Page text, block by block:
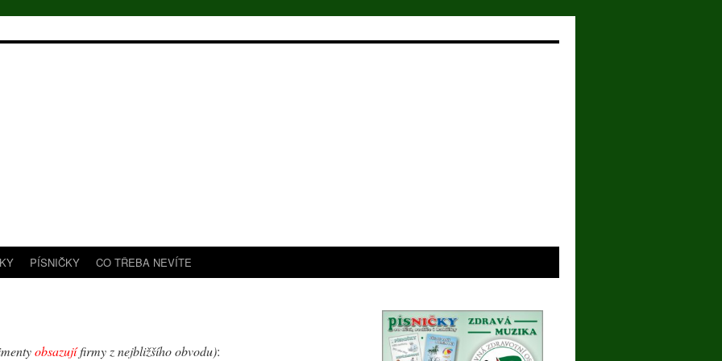
PÍSNIČKY CO TŘEBA NEVÍTE
obsazujífirmy z nejbližšího obvodu):